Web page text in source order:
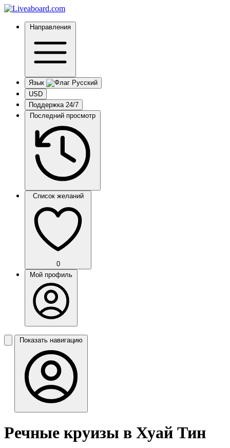
Направления
Язык
USD
Поддержка 24/7
Последний просмотр
Список желаний
0
Мой профиль
Показать навигацию
Речные круизы в Хуай Тин